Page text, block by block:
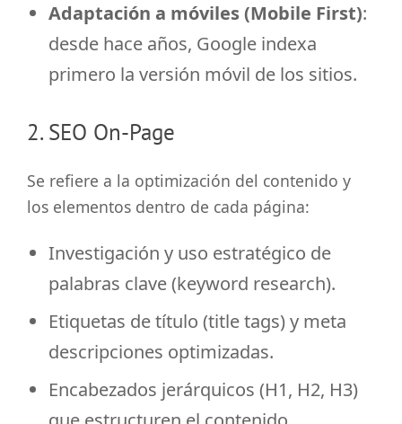
Adaptación a móviles (Mobile First):
desde hace años, Google indexa
primero la versión móvil de los sitios.
2. SEO On-Page
Se refiere a la optimización del contenido y
los elementos dentro de cada página:
Investigación y uso estratégico de
palabras clave (keyword research).
Etiquetas de título (title tags) y meta
descripciones optimizadas.
Encabezados jerárquicos (H1, H2, H3)